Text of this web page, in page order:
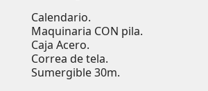
Calendario.
Maquinaria CON pila.
Caja Acero.
Correa de tela.
Sumergible 30m.